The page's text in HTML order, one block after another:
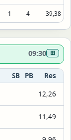
1 4 39,38
09:30 ⊞
SB PB Res
12,26
11,49